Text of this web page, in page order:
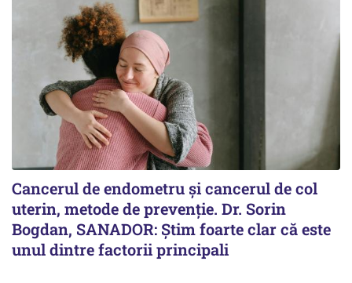
Cancerul de endometru și cancerul de col
uterin, metode de prevenție. Dr. Sorin
Bogdan, SANADOR: Știm foarte clar că este
unul dintre factorii principali